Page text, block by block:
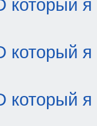
который я
который я
который я